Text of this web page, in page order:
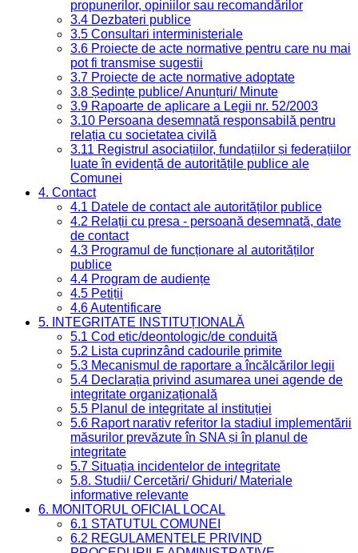
propunerilor, opiniilor sau recomandărilor
3.4 Dezbateri publice
3.5 Consultari interministeriale
3.6 Proiecte de acte normative pentru care nu mai
pot fi transmise sugestii
3.7 Proiecte de acte normative adoptate
3.8 Ședințe publice/ Anunțuri/ Minute
3.9 Rapoarte de aplicare a Legii nr. 52/2003
3.10 Persoana desemnată responsabilă pentru
relația cu societatea civilă
3.11 Registrul asociațiilor, fundațiilor și federațiilor
luate în evidență de autoritățile publice ale
Comunei
4. Contact
4.1 Datele de contact ale autorităților publice
4.2 Relații cu presa - persoană desemnată, date
de contact
4.3 Programul de funcționare al autorităților
publice
4.4 Program de audiențe
4.5 Petiții
4.6 Autentificare
5. INTEGRITATE INSTITUȚIONALĂ
5.1 Cod etic/deontologic/de conduită
5.2 Lista cuprinzând cadourile primite
5.3 Mecanismul de raportare a încălcărilor legii
5.4 Declarația privind asumarea unei agende de
integritate organizațională
5.5 Planul de integritate al instituției
5.6 Raport narativ referitor la stadiul implementării
măsurilor prevăzute în SNA și în planul de
integritate
5.7 Situația incidentelor de integritate
5.8. Studii/ Cercetări/ Ghiduri/ Materiale
informative relevante
6. MONITORUL OFICIAL LOCAL
6.1 STATUTUL COMUNEI
6.2 REGULAMENTELE PRIVIND